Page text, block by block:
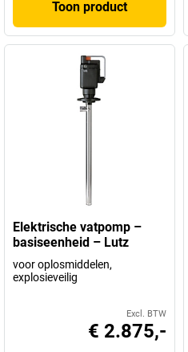
Toon product
Elektrische vatpomp –
basiseenheid – Lutz
voor oplosmiddelen,
explosieveilig
Excl. BTW
€ 2.875,-